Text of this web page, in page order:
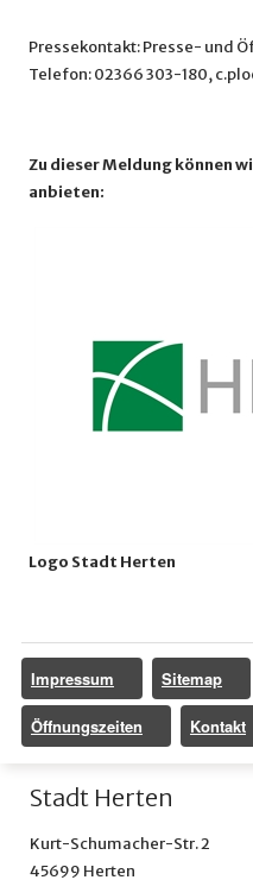
Pressekontakt: Presse- und
Telefon: 02366 303-180,
Zu dieser Meldung können
anbieten:
Logo Stadt Herten
Impressum Sitemap
Öffnungszeiten Kontakt
Stadt Herten
Kurt-Schumacher-Str. 2
45699 Herten